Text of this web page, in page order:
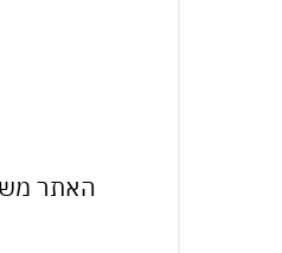
האתר